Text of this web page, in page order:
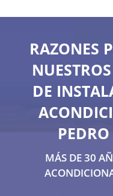
RAZONES
DE
MÁS DE 30